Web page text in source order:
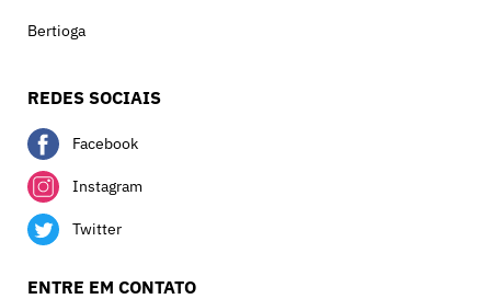
Bertioga
REDES SOCIAIS
Facebook
Instagram
Twitter
ENTRE EM CONTATO